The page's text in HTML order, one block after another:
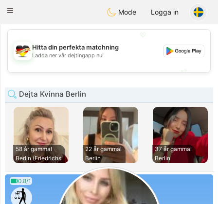
Deutsch Dating
Toggle
Mode Logga in
💖
💕
Hitta din perfekta matchning
Ladda ner vår dejtingapp nu!
Dejta Kvinna Berlin
58 år gammal
Berlin (Friedrichs
22 år gammal
Berlin
37 år gammal
Berlin
0.8/1